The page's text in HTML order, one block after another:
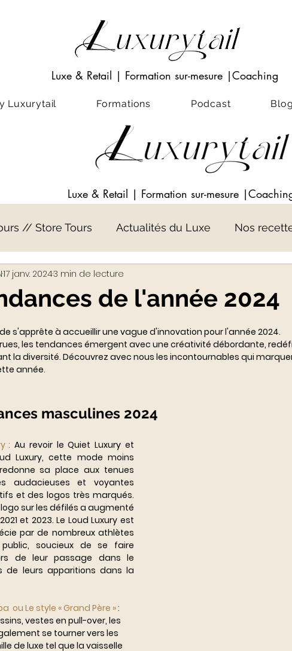
Luxe & Retail | Formation sur-mesure |Coaching
Luxurytail Formations Podcast Blog
Luxe & Retail | Formation sur-mesure
// Store Tours Actualités du Luxe Nos
Visio-conférences
de l'année 2024
17 janv. 20243 min de lecture
s'apprête à accueillir une vague d'innovation pour l'année 2024.
les tendances émergent avec une créativité débordante,
la diversité. Découvrez avec nous les incontournables qui
année.
masculines 2024
: Au revoir le Quiet Luxury et
Luxury, cette mode moins
sa place aux tenues
audacieuses et voyantes
et des logos très marqués.
sur les défilés a augmenté
et 2023. Le Loud Luxury est
par de nombreux athlètes
soucieux de se faire
de leur passage dans le
de leurs apparitions dans la
ou Le style « Grand Père » :
vestes en pull-over, les
se tourner vers les
de luxe tel que la vaisselle